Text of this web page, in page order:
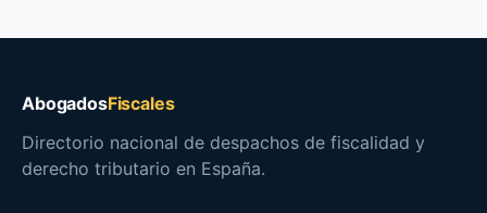
AbogadosFiscales
Directorio nacional de despachos de fiscalidad y
derecho tributario en España.